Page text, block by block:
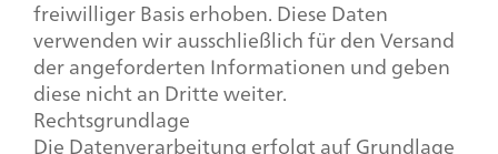
freiwilliger Basis erhoben. Diese Daten
verwenden wir ausschließlich für den Versand
der angeforderten Informationen und geben
diese nicht an Dritte weiter.
Rechtsgrundlage
Die Datenverarbeitung erfolgt auf Grundlage